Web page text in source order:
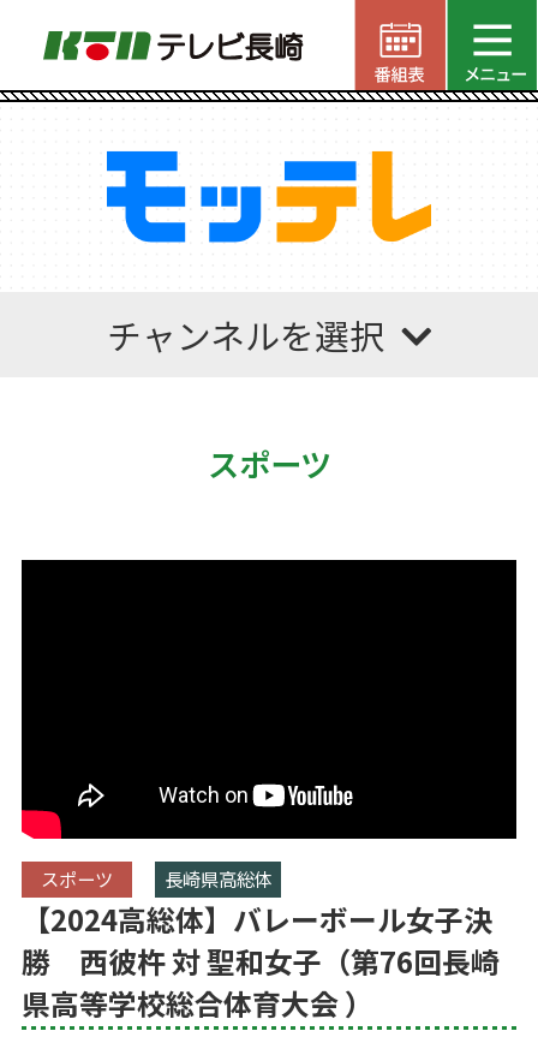
チャンネルを選択
スポーツ
スポーツ 長崎県高総体
【2024高総体】バレーボール女子決
勝 西彼杵 対 聖和女子（第76回長崎
県高等学校総合体育大会 ）